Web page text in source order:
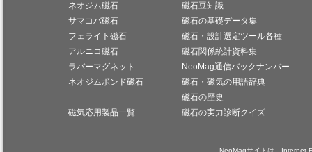
ネオジム磁石
サマコバ磁石
フェライト磁石
アルニコ磁石
ラバーマグネット
ネオジムボンド磁石
磁気応用製品一覧
磁石豆知識
磁石の基礎データ集
磁石・設計選定ツール各種
磁石関係統計資料集
NeoMag通信バックナンバー
磁石・磁気の用語辞典
磁石の歴史
磁石の実力診断クイズ
NeoMagサイトは、Internet